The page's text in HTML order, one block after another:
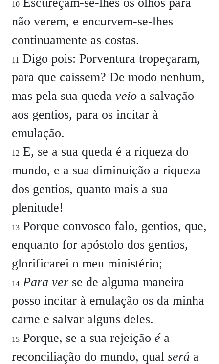
10
não verem, e encurvem-se-lhes
continuamente as costas.
11 Digo pois: Porventura tropeçaram,
para que caíssem? De modo nenhum,
mas pela sua queda veio a salvação
aos gentios, para os incitar à
emulação.
12 E, se a sua queda é a riqueza do
mundo, e a sua diminuição a riqueza
dos gentios, quanto mais a sua
plenitude!
13 Porque convosco falo, gentios, que,
enquanto for apóstolo dos gentios,
glorificarei o meu ministério;
14 Para ver se de alguma maneira
posso incitar à emulação os da minha
carne e salvar alguns deles.
15 Porque, se a sua rejeição éa
reconciliação do mundo, qual será a